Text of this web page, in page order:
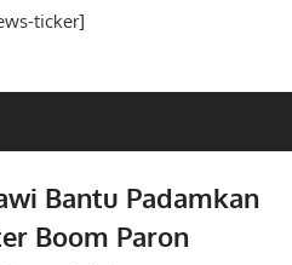
ticker]
Bantu Padamkan
Boom Paron